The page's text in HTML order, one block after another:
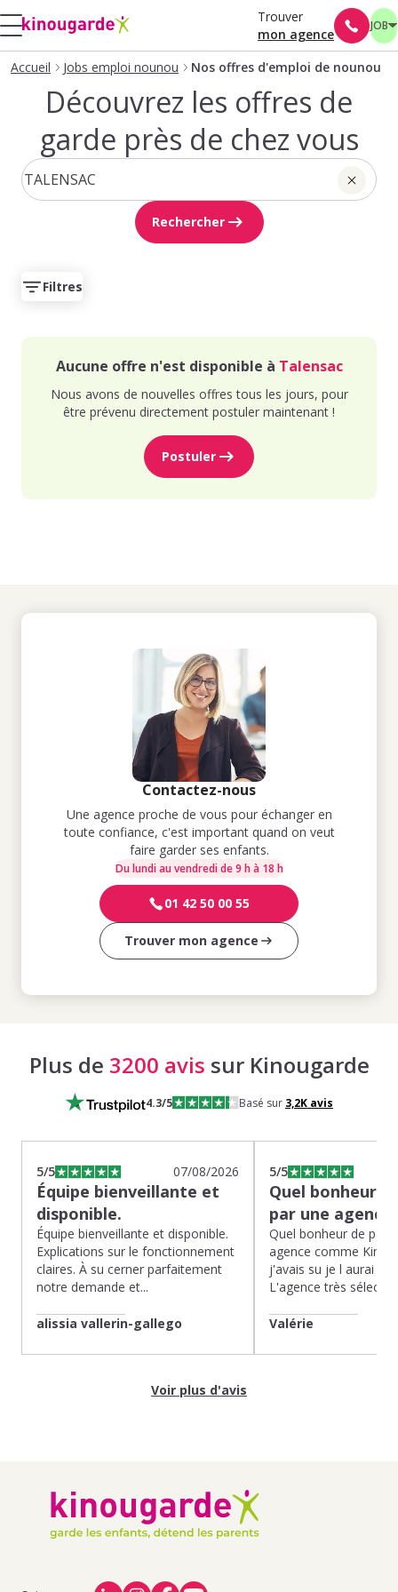
Trouver
mon agence
JOB
Accueil Jobs emploi nounou Nos offres d'emploi de nounou
Découvrez les offres de
garde près de chez vous
Rechercher
Filtres
Aucune offre n'est disponible à Talensac
Nous avons de nouvelles offres tous les jours, pour
être prévenu directement postuler maintenant !
Postuler
Contactez-nous
Une agence proche de vous pour échanger en
toute confiance, c'est important quand on veut
faire garder ses enfants.
Du lundi au vendredi de 9 h à 18 h
01 42 50 00 55
Trouver mon agence
Plus de 3200 avis sur Kinougarde
4.3/5 Basé sur 3,2Kavis
5/5 07/08/2026
Équipe bienveillante et
disponible.
Équipe bienveillante et disponible.
Explications sur le fonctionnement
claires. À su cerner parfaitement
notre demande et...
alissia vallerin-gallego
5/5
Quel bonheur
par une
Quel bonheur de
agence comme
j'avais su je l aurai
L'agence très
Valérie
Voir plus d'avis